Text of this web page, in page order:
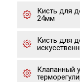
Кисть для
24мм
Кисть для
Клапанный